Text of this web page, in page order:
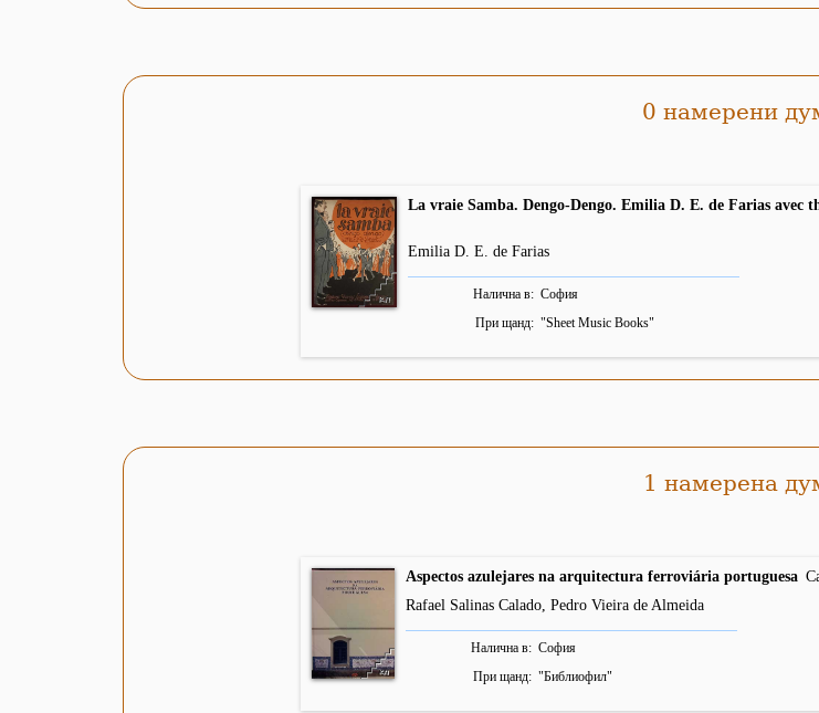
0 намерени
La vraie Samba. Dengo-Dengo. Emilia D. E. de Farias avec
Emilia D. E. de Farias
Налична в
София
При щанд
"Sheet Music Books"
1 намерена
Aspectos azulejares na arquitectura ferroviária portuguesa
Rafael Salinas Calado, Pedro Vieira de Almeida
Налична в
София
При щанд
"Библиофил"